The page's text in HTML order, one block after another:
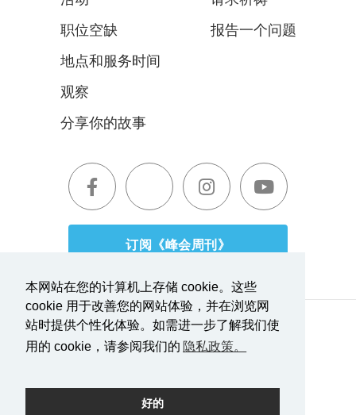
本网站在您的计算机上存储 cookie。这些
cookie 用于改善您的网站体验，并在浏览网
站时提供个性化体验。如需进一步了解我们使
用的 cookie，请参阅我们的 隐私政策。
好的
订阅《峰会周刊》
职位空缺
地点和服务时间
观察
分享你的故事
报告一个问题
服务条款|隐私政策
报道透明度
由摇滚驱动。